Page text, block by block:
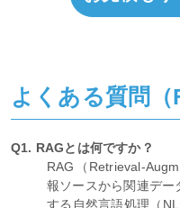
最先端のAI技術で、貴社
お見積もり
よくある質問